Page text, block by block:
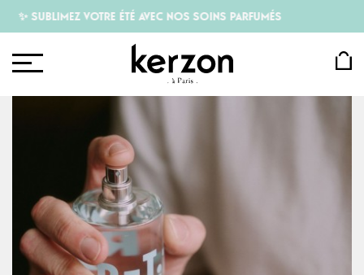
✨ SUBLIMEZ VOTRE ÉTÉ AVEC NOS SOINS PARFUMÉS